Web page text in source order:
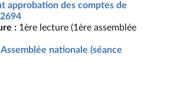
approbation des comptes de
: 1ère lecture (1ère assemblée
Assemblée nationale (séance